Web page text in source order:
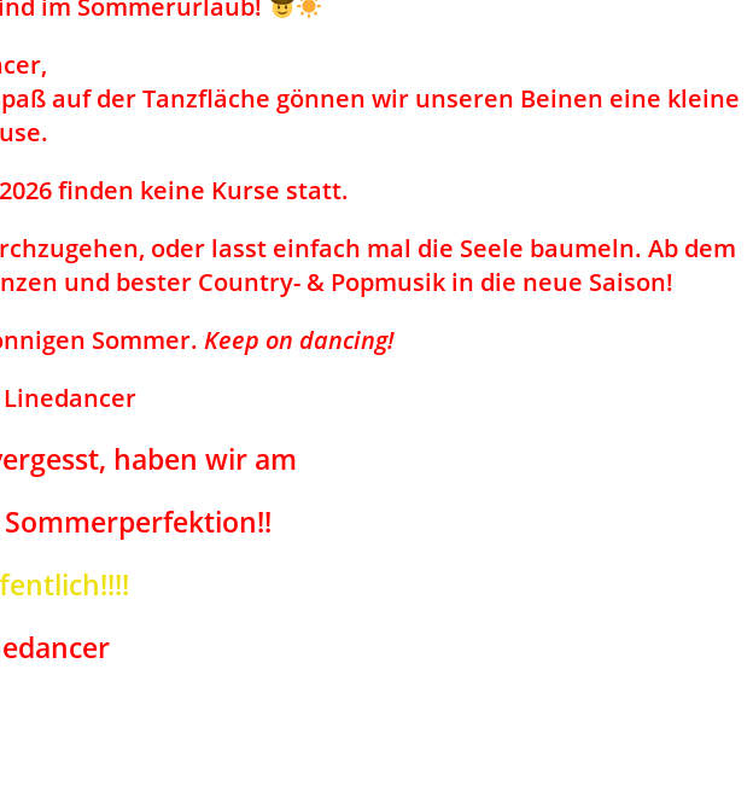
im Sommerurlaub!
auf der Tanzfläche gönnen wir unseren Beinen eine kleine
finden keine Kurse statt.
oder lasst einfach mal die Seele baumeln. Ab dem
und bester Country- & Popmusik in die neue Saison!
Sommer. Keep on dancing!
haben wir am
Sommerperfektion!!